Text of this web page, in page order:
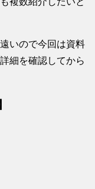
いので今回は資料
細を確認してから